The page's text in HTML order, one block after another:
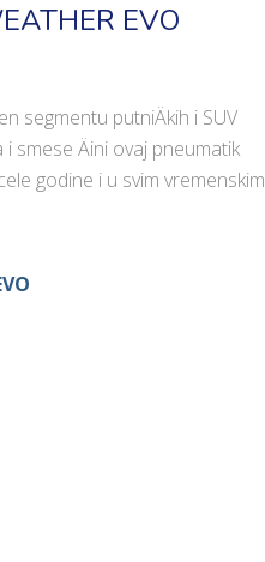
EVO
segmentu putniÄkih i SUV
Äini ovaj pneumatik
godine i u svim vremenskim